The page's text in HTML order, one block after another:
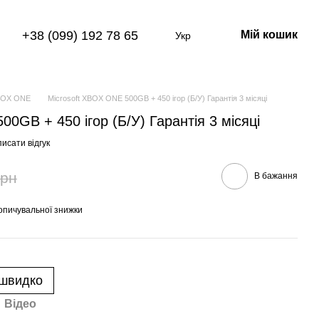
+38 (099) 192 78 65 Укр Мій кошик
ONE Microsoft XBOX ONE 500GB + 450 ігор (Б/У) Гарантія 3 місяці
+ 450 ігор (Б/У) Гарантія 3 місяці
відгук
В бажання
знижки
Відео